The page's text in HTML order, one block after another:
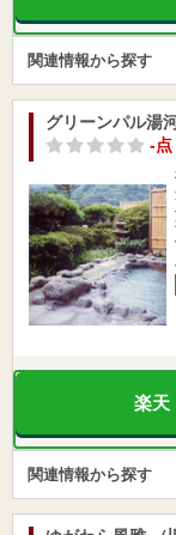
関連情報から探す
グリーンパル湯
-点
楽天
関連情報から探す